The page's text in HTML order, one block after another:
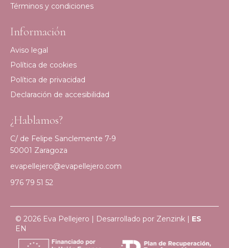
Términos y condiciones
Información
Aviso legal
Política de cookies
Política de privacidad
Declaración de accesibilidad
¿Hablamos?
C/ de Felipe Sanclemente 7-9
50001 Zaragoza
evapellejero@evapellejero.com
976 79 51 52
© 2026 Eva Pellejero | Desarrollado por Zenzink | ES
EN